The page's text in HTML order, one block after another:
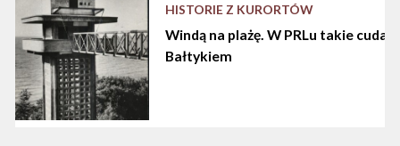
HISTORIE Z KURORTÓW
Windą na plażę. W PRLu takie cuda
Bałtykiem